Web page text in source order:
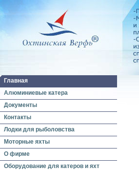
Главная
Алюминиевые катера
Документы
Контакты
Лодки для рыболовства
Моторные яхты
О фирме
Оборудование для катеров и яхт